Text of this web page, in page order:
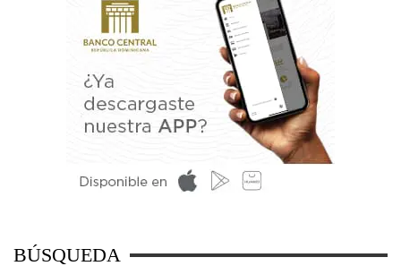
BÚSQUEDA